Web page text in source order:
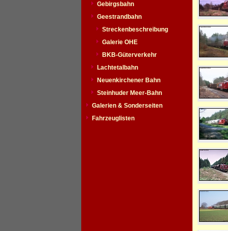
Gebirgsbahn
Geestrandbahn
Streckenbeschreibung
Galerie OHE
BKB-Güterverkehr
Lachtetalbahn
Neuenkirchener Bahn
Steinhuder Meer-Bahn
Galerien & Sonderseiten
Fahrzeuglisten